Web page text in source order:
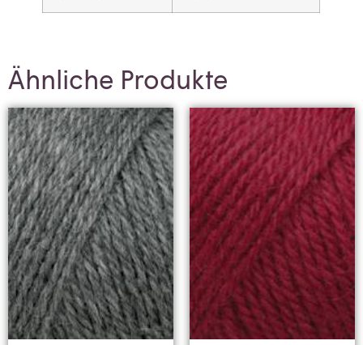
Ähnliche Produkte